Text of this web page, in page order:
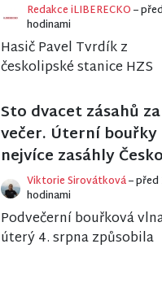
Redakce iLIBERECKO–
hodinami
Hasič Pavel Tvrdík z
českolipské stanice HZS
na rakouském
Grossglockner Ultra-Trail
Sto dvacet zásahů
večer. Úterní bouřky
nejvíce zasáhly
Viktorie Sirovátková– před
hodinami
Podvečerní bouřková
úterý 4. srpna způsobila